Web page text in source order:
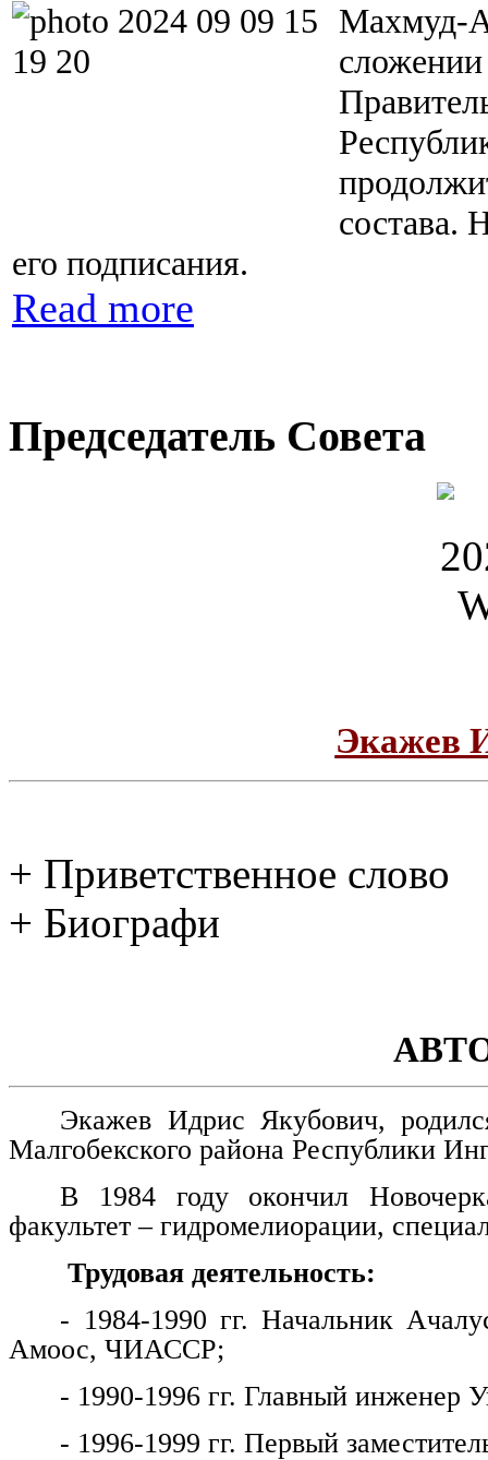
Махмуд-
состава.
его подписания.
Read more
Председатель Совета
Экажев
+ Приветственное слово
+ Биографи
Экажев Идрис Якубович,
Малгобекского района Республики
В 1984 году окончил
факультет – гидромелиорации,
Трудовая деятельность:
- 1984-1990 гг. Начальник
Амоос, ЧИАССР;
- 1990-1996 гг. Главный
- 1996-1999 гг. Первый